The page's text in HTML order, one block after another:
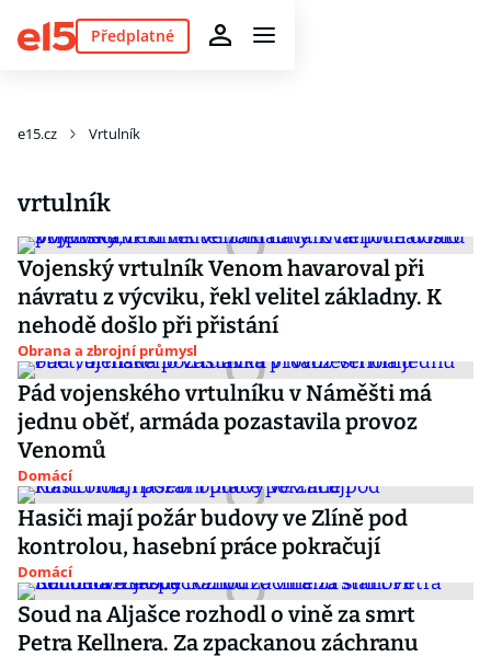
Předplatné
e15.cz Vrtulník
vrtulník
Vojenský vrtulník Venom havaroval při
návratu z výcviku, řekl velitel základny. K
nehodě došlo při přistání
Obrana a zbrojní průmysl
Pád vojenského vrtulníku v Náměšti má
jednu oběť, armáda pozastavila provoz
Venomů
Domácí
Hasiči mají požár budovy ve Zlíně pod
kontrolou, hasební práce pokračují
Domácí
Soud na Aljašce rozhodl o vině za smrt
Petra Kellnera. Za zpackanou záchranu